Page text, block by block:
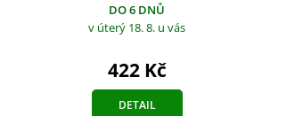
DO 6 DNŮ
v úterý 18. 8. u vás
422 Kč
DETAIL